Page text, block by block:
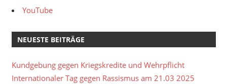
YouTube
NEUESTE BEITRÄGE
Kundgebung gegen Kriegskredite und Wehrpflicht
Internationaler Tag gegen Rassismus am 21.03 2025